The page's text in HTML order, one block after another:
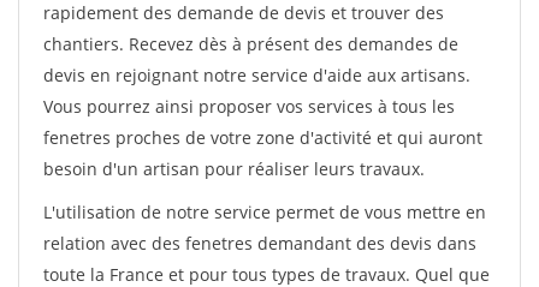
rapidement des demande de devis et trouver des
chantiers. Recevez dès à présent des demandes de
devis en rejoignant notre service d'aide aux artisans.
Vous pourrez ainsi proposer vos services à tous les
fenetres proches de votre zone d'activité et qui auront
besoin d'un artisan pour réaliser leurs travaux.
L'utilisation de notre service permet de vous mettre en
relation avec des fenetres demandant des devis dans
toute la France et pour tous types de travaux. Quel que